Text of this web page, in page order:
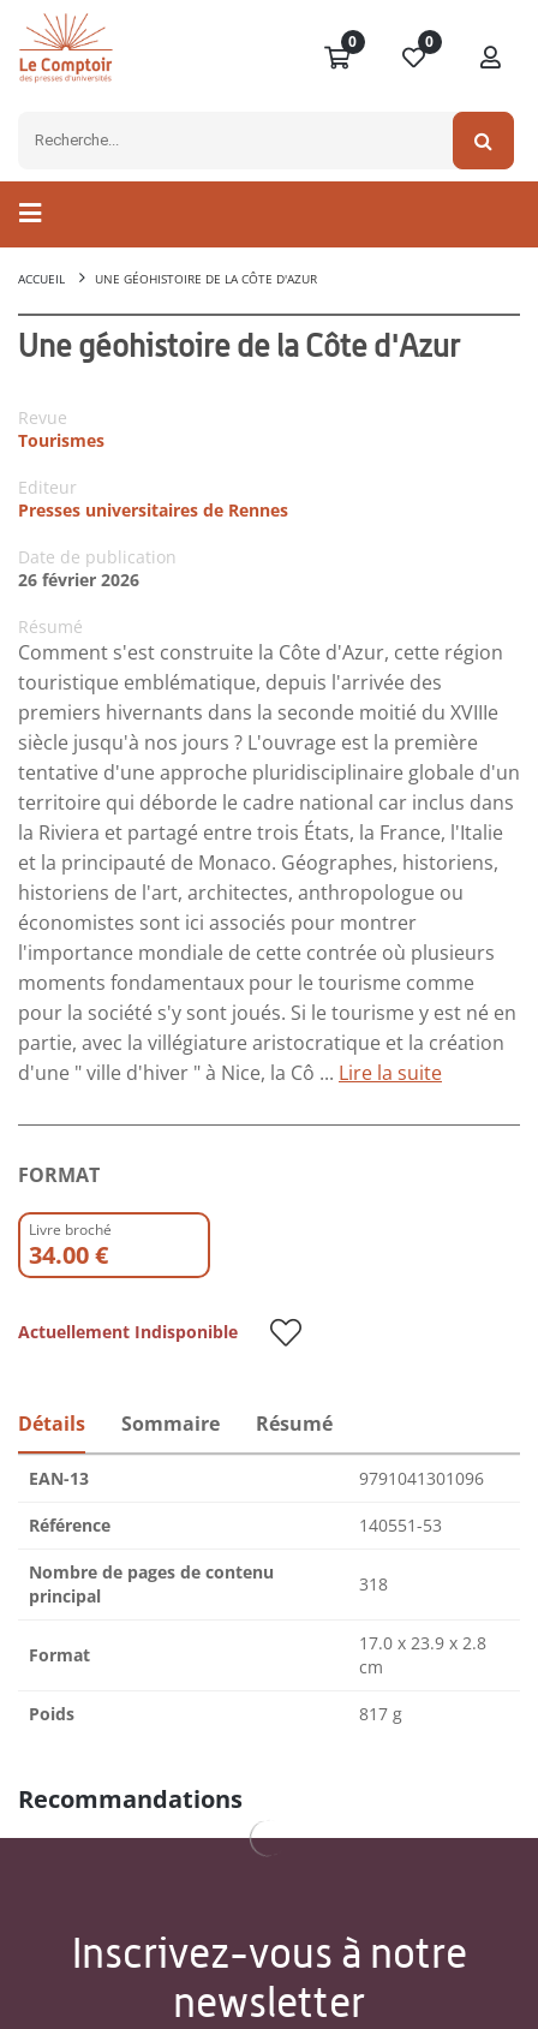
0 0
ACCUEIL UNE GÉOHISTOIRE DE LA CÔTE D'AZUR
Une géohistoire de la Côte d'Azur
Revue
Tourismes
Editeur
Presses universitaires de Rennes
Date de publication
26 février 2026
Résumé
Comment s'est construite la Côte d'Azur, cette région
touristique emblématique, depuis l'arrivée des
premiers hivernants dans la seconde moitié du XVIIIe
siècle jusqu'à nos jours ? L'ouvrage est la première
tentative d'une approche pluridisciplinaire globale d'un
territoire qui déborde le cadre national car inclus dans
la Riviera et partagé entre trois États, la France, l'Italie
et la principauté de Monaco. Géographes, historiens,
historiens de l'art, architectes, anthropologue ou
économistes sont ici associés pour montrer
l'importance mondiale de cette contrée où plusieurs
moments fondamentaux pour le tourisme comme
pour la société s'y sont joués. Si le tourisme y est né en
partie, avec la villégiature aristocratique et la création
d'une " ville d'hiver " à Nice, la Cô ... Lire la suite
FORMAT
Livre broché
34.00 €
Actuellement Indisponible
Détails Sommaire Résumé
EAN-13 9791041301096
Référence 140551-53
Nombre de pages de contenu
principal
318
Format
17.0 x 23.9 x 2.8
cm
Poids 817 g
Recommandations
Inscrivez-vous à notre
newsletter